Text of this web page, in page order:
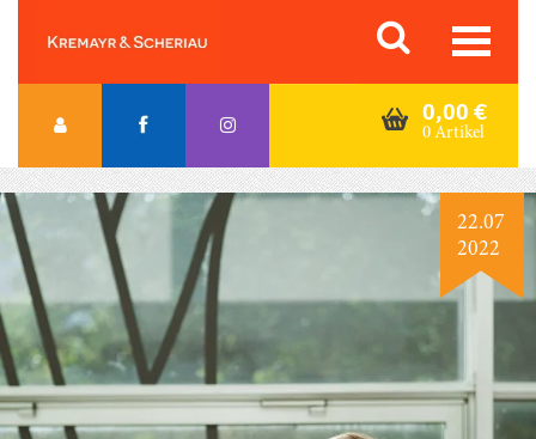
content
Orac K&S
0,00 €
0 Artikel
22.07
2022